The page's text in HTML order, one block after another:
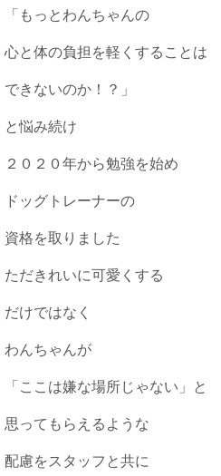
「もっとわんちゃんの
心と体の負担を軽くすることは
できないのか！？」
と悩み続け
２０２０年から勉強を始め
ドッグトレーナーの
資格を取りました
ただきれいに可愛くする
だけではなく
わんちゃんが
「ここは嫌な場所じゃない」と
思ってもらえるような
配慮をスタッフと共に